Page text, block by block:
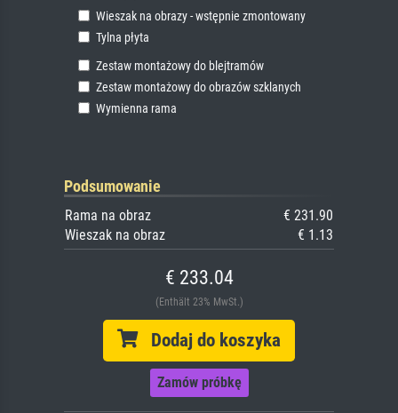
Wieszak na obrazy - wstępnie zmontowany
Tylna płyta
Zestaw montażowy do blejtramów
Zestaw montażowy do obrazów szklanych
Wymienna rama
Podsumowanie
Rama na obraz
€ 231.90
Wieszak na obraz
€ 1.13
€ 233.04
(Enthält 23% MwSt.)
Dodaj do koszyka
Zamów próbkę